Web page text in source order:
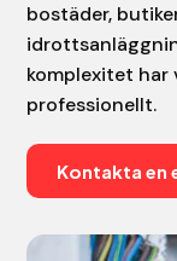
bostäder,
komplexitet har
professionellt.
Kontakta en